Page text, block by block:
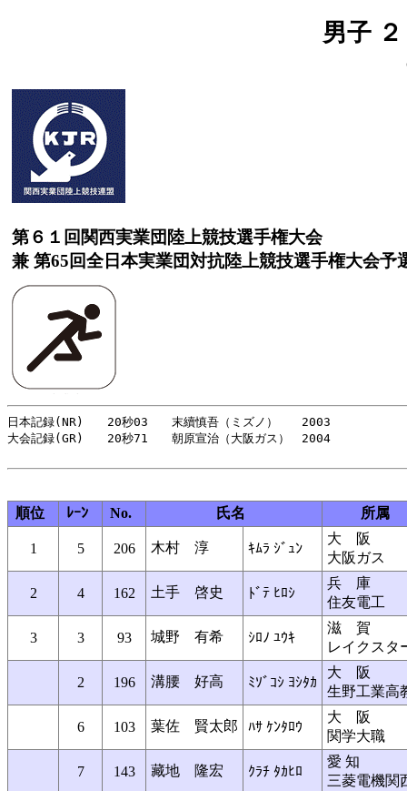
男子
第６１回関西実業団陸上競技選手権大会
兼 第65回全日本実業団対抗陸上競技選手権大会予
日本記録(NR)　　20秒03　　末續慎吾（ミズノ）　　2003
大会記録(GR)　　20秒71　　朝原宣治（大阪ガス）　2004
順位 ﾚｰﾝ No. 氏名 所属
1 5 206 木村 淳 ｷﾑﾗ ｼﾞｭﾝ
大 阪
大阪ガス
2 4 162 土手 啓史 ﾄﾞﾃ ﾋﾛｼ
兵 庫
住友電工
3 3 93 城野 有希 ｼﾛﾉ ﾕｳｷ
滋 賀
レイクスタ
2 196 溝腰 好高 ﾐｿﾞｺｼ ﾖｼﾀｶ
大 阪
生野工業高
6 103 葉佐 賢太郎 ﾊｻ ｹﾝﾀﾛｳ
大 阪
関学大職
7 143 藏地 隆宏 ｸﾗﾁ ﾀｶﾋﾛ
愛 知
三菱電機関